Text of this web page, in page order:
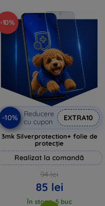
-10%
-10%
Reducere
cu cupon
EXTRA10
3mk Silverprotection+ folie de
protecție
Realizat la comandă
94 lei
85 lei
În stoc > 5 buc